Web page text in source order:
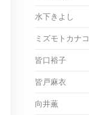
水下きよし
ミズモトカナコ
皆口裕子
皆戸麻衣
向井薫